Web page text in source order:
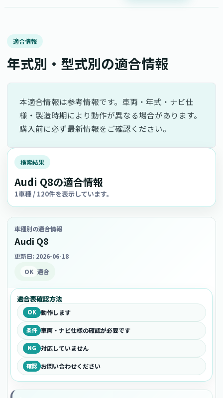
適合情報
年式別・型式別の適合情報
本適合情報は参考情報です。車両・年式・ナビ仕
様・製造時期により動作が異なる場合があります。
購入前に必ず最新情報をご確認ください。
検索結果
Audi Q8の適合情報
1車種 / 120件を表示しています。
車種別の適合情報
Audi Q8
更新日: 2026-06-18
OK 適合
適合表確認方法
OK 動作します
条件 車両・ナビ仕様の確認が必要です
NG 対応していません
確認 お問い合わせください